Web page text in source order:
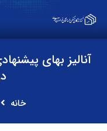
آنالیز بهای
خانه